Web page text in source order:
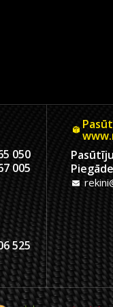
050
005
525